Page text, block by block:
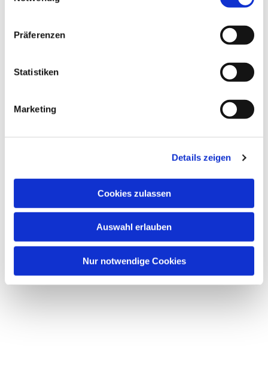
Präferenzen
Statistiken
Marketing
Details zeigen
Cookies zulassen
Auswahl erlauben
Nur notwendige Cookies